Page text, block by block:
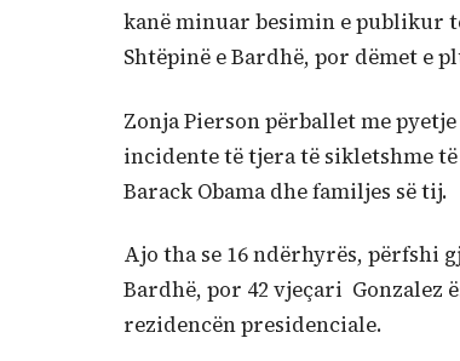
kanë minuar besimin e publikur
Shtëpinë e Bardhë, por dëmet e
Zonja Pierson përballet me
incidente të tjera të sikletshme
Barack Obama dhe familjes së tij.
Ajo tha se 16 ndërhyrës, përfshi
Bardhë, por 42 vjeçari Gonzalez
rezidencën presidenciale.